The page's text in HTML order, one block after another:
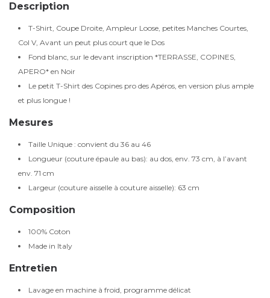
Description
T-Shirt, Coupe Droite, Ampleur Loose, petites Manches Courtes,
Col V, Avant un peut plus court que le Dos
Fond blanc, sur le devant inscription *TERRASSE, COPINES,
APERO* en Noir
Le petit T-Shirt des Copines pro des Apéros, en version plus ample
et plus longue !
Mesures
Taille Unique : convient du 36 au 46
Longueur (couture épaule au bas): au dos, env. 73 cm, à l’avant
env. 71 cm
Largeur (couture aisselle à couture aisselle): 63 cm
Composition
100% Coton
Made in Italy
Entretien
Lavage en machine à froid, programme délicat